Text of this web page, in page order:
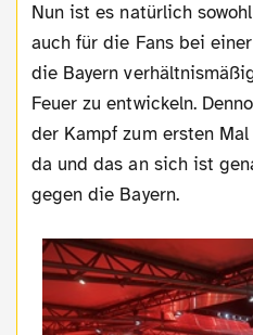
Nun ist es natürlich
auch für die Fans bei
die Bayern
Feuer zu entwickeln.
der Kampf zum ersten
da und das an sich ist
gegen die Bayern.